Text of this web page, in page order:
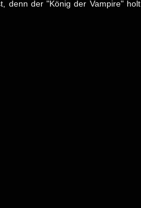
denn der "König der Vampire" holt